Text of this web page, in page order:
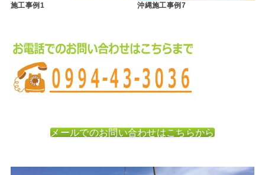
施工事例1 沖縄施工事例7
メールでのお問い合わせはこちらから